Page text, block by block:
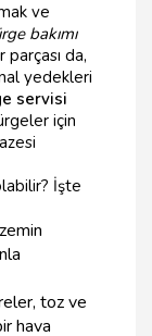
ve
bakımı
parçası da,
yedekleri
servisi
için
İşte
toz ve
hava